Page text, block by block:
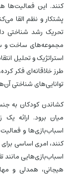
کنند. این فعالیت‌ها
پشتکار و نظم القا
تحریک رشد شناختی
مجموعه‌های ساخت و
استراتژیک و تحلیل
طرز خلاقانه‌ای فکر
توانایی‌های شناختی
کشاندن کودکان به
میان برود. ارائه یک
اسباب‌بازی‌ها و
کنند، امری اساسی
اسباب‌بازی‌هایی
هیجانی، همدلی و